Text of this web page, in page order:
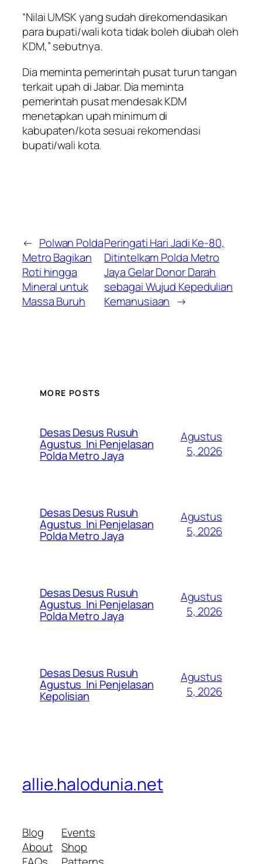
“Nilai UMSK yang sudah direkomendasikan
para bupati/wali kota tidak boleh diubah oleh
KDM,” sebutnya.
Dia meminta pemerintah pusat turun tangan
terkait upah di Jabar. Dia meminta
pemerintah pusat mendesak KDM
menetapkan upah minimum di
kabupaten/kota sesuai rekomendasi
bupati/wali kota.
← Polwan Polda
Metro Bagikan
Roti hingga
Mineral untuk
Massa Buruh
Peringati Hari Jadi Ke-80,
Ditintelkam Polda Metro
Jaya Gelar Donor Darah
sebagai Wujud Kepedulian
Kemanusiaan →
MORE POSTS
Desas Desus Rusuh
Agustus Ini Penjelasan
Polda Metro Jaya
Agustus
5, 2026
Desas Desus Rusuh
Agustus Ini Penjelasan
Polda Metro Jaya
Agustus
5, 2026
Desas Desus Rusuh
Agustus Ini Penjelasan
Polda Metro Jaya
Agustus
5, 2026
Desas Desus Rusuh
Agustus Ini Penjelasan
Kepolisian
Agustus
5, 2026
allie.halodunia.net
Blog
About
Events
Shop